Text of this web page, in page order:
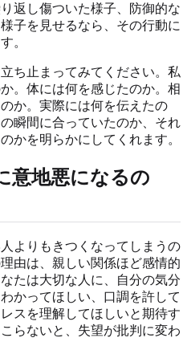
返し傷ついた様子、防御的な
子を見せるなら、その行動に
。
ち止まってみてください。私
。体には何を感じたのか。相
か。実際には何を伝えたの
瞬間に合っていたのか、それ
かを明らかにしてくれます。
意地悪になるの
よりもきつくなってしまうの
由は、親しい関係ほど感情的
たは大切な人に、自分の気分
かってほしい、口調を許して
スを理解してほしいと期待す
らないと、失望が批判に変わ